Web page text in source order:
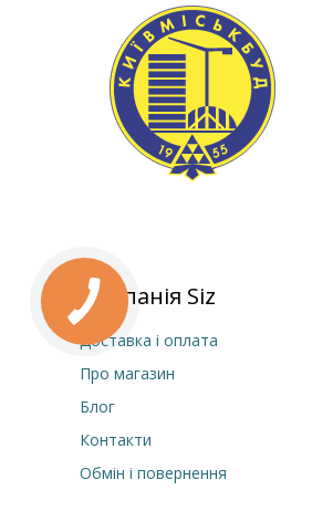
Компанія Siz
Доставка і оплата
Про магазин
Блог
Контакти
Обмін і повернення